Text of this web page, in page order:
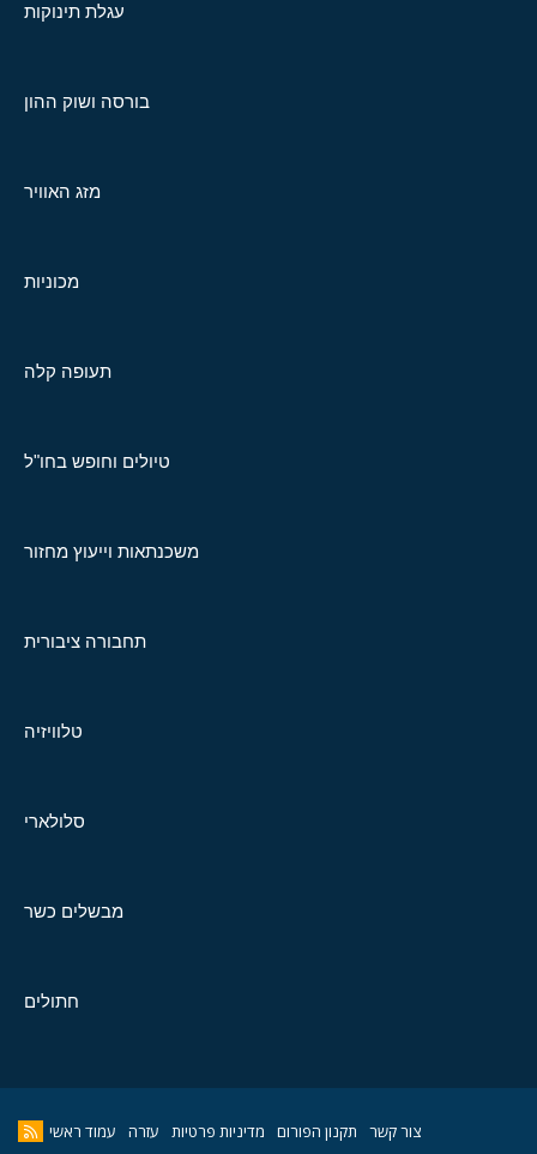
עגלת תינוקות
בורסה ושוק ההון
מזג האוויר
מכוניות
תעופה קלה
טיולים וחופש בחו"ל
משכנתאות וייעוץ מחזור
תחבורה ציבורית
טלוויזיה
סלולארי
מבשלים כשר
חתולים
צור קשר תקנון הפורום מדיניות פרטיות עזרה עמוד ראשי